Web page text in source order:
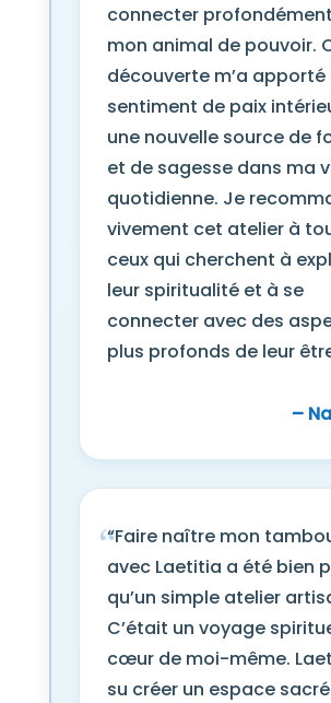
connecter
mon animal de pouvoir.
découverte m’a apporté
sentiment de paix
une nouvelle source de
et de sagesse dans ma
quotidienne. Je
vivement cet atelier à
ceux qui cherchent à
leur spiritualité et à se
connecter avec des
plus profonds de leur
–
“Faire naître mon
avec Laetitia a été bien
qu’un simple atelier
C’était un voyage
cœur de moi-même.
su créer un espace